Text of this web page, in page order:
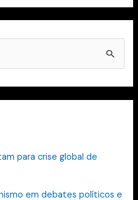
para crise global de
em debates políticos e